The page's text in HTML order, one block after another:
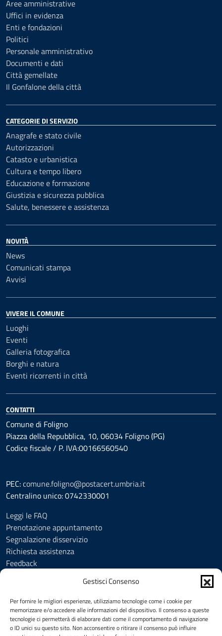
Gestisci Consenso
Per fornire le migliori esperienze, utilizziamo tecnologie come i cookie per
memorizzare e/o accedere alle informazioni del dispositivo. Il consenso a queste
tecnologie ci permetterà di elaborare dati come il comportamento di navigazione
o ID unici su questo sito. Non acconsentire o ritirare il consenso può influire
Aree amministrative
Uffici in evidenza
Enti e fondazioni
Politici
Personale amministrativo
Documenti e dati
Città gemellate
Il Gonfalone della città
CATEGORIE DI SERVIZIO
Anagrafe e stato civile
Autorizzazioni
Catasto e urbanistica
Cultura e tempo libero
Educazione e formazione
Giustizia e sicurezza pubblica
Salute, benessere e assistenza
NOVITÀ
News
Comunicati stampa
Avvisi
VIVERE IL COMUNE
Luoghi
Eventi
Galleria fotografica
Borghi e natura
Eventi ricorrenti in città
CONTATTI
Comune di Foligno
Piazza della Repubblica, 10, 06034 Foligno (PG)
Codice fiscale / P. IVA:00166560540
PEC:comune.foligno@postacert.umbria.it
Centralino unico: 0742330001
Leggi le FAQ
Prenotazione appuntamento
Segnalazione disservizio
Richiesta assistenza
Feedback
Informativa privacy
Cookie Policy (UE)
Social Media Policy